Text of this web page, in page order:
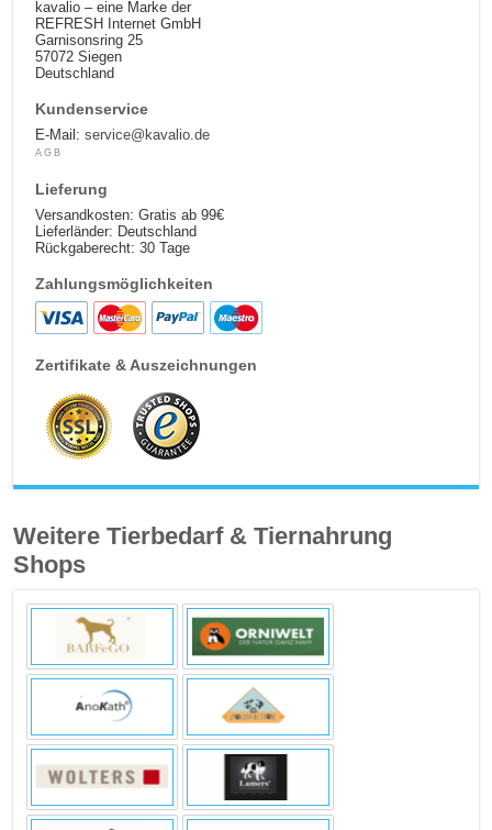
kavalio – eine Marke der
REFRESH Internet GmbH
Garnisonsring 25
57072 Siegen
Deutschland
Kundenservice
E-Mail:service@kavalio.de
AGB
Lieferung
Versandkosten: Gratis ab 99€
Lieferländer: Deutschland
Rückgaberecht: 30 Tage
Zahlungsmöglichkeiten
Zertifikate & Auszeichnungen
Weitere Tierbedarf & Tiernahrung
Shops